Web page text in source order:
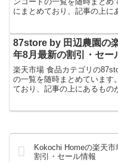
にまとめており、記事の上に
す。楽天スーパーセールや
87store by 田辺農園の
年8月最新の割引・セー
楽天市場 食品カテゴリの
の一覧を随時まとめています
ており、記事の上にあるもの
Kokochi Homeの楽天
割引・セール情報